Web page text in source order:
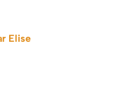
Elise